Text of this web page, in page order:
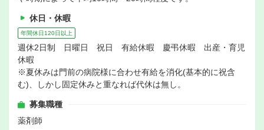
休日・休暇
年間休日120日以上
週休2日制 日曜日 祝日 有給休暇 慶弔休暇 出産・育児
休暇
※夏休みは門前の病院様に合わせ有給を消化(基本的に祝含
む)、しかし固定休みと重なれば代休は無し。
募集職種
薬剤師